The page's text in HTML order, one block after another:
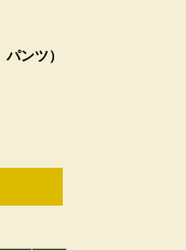
ンツ）